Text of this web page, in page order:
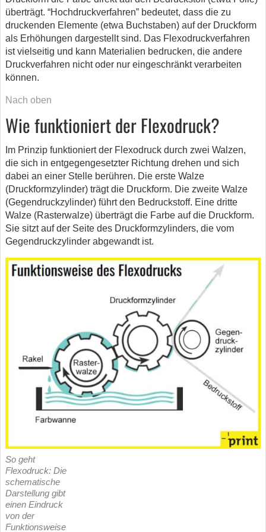
überträgt. “Hochdruckverfahren” bedeutet, dass die zu
druckenden Elemente (etwa Buchstaben) auf der Druckform
als Erhöhungen dargestellt sind. Das Flexodruckverfahren
ist vielseitig und kann Materialien bedrucken, die andere
Druckverfahren nicht oder nur eingeschränkt verarbeiten
können.
Nach oben
Wie funktioniert der Flexodruck?
Im Prinzip funktioniert der Flexodruck durch zwei Walzen,
die sich in entgegengesetzter Richtung drehen und sich
dabei an einer Stelle berühren. Die erste Walze
(Druckformzylinder) trägt die Druckform. Die zweite Walze
(Gegendruckzylinder) führt den Bedruckstoff. Eine dritte
Walze (Rasterwalze) überträgt die Farbe auf die Druckform.
Sie sitzt auf der Seite des Druckformzylinders, die vom
Gegendruckzylinder abgewandt ist.
So geht
Flexodruck: Die
schematische
Darstellung gibt
einen Eindruck
von der
Funktionsweise